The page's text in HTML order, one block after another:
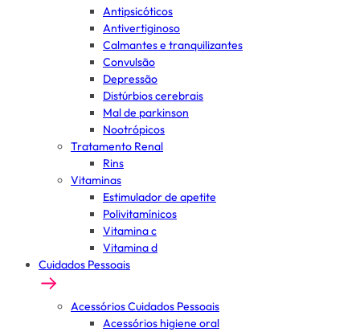
Antipsicóticos
Antivertiginoso
Calmantes e tranquilizantes
Convulsão
Depressão
Distúrbios cerebrais
Mal de parkinson
Nootrópicos
Tratamento Renal
Rins
Vitaminas
Estimulador de apetite
Polivitamínicos
Vitamina c
Vitamina d
Cuidados Pessoais
Acessórios Cuidados Pessoais
Acessórios higiene oral